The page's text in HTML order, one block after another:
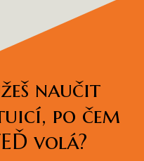
naučit
po čem
volá?